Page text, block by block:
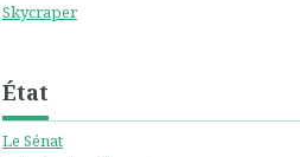
Skycraper
État
Le Sénat